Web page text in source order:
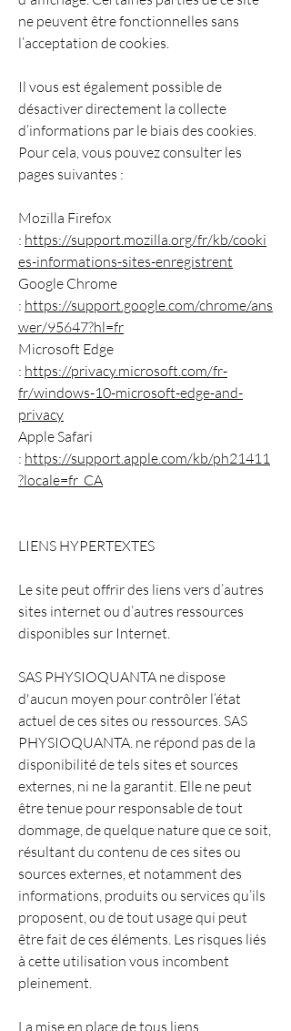
ne peuvent être fonctionnelles sans
l’acceptation de cookies.
Il vous est également possible de
désactiver directement la collecte
d’informations par le biais des cookies.
Pour cela, vous pouvez consulter les
pages suivantes :
Mozilla Firefox
: https://support.mozilla.org/fr/kb/cooki
es-informations-sites-enregistrent
Google Chrome
: https://support.google.com/chrome/ans
wer/95647?hl=fr
Microsoft Edge
: https://privacy.microsoft.com/fr-
fr/windows-10-microsoft-edge-and-
privacy
Apple Safari
: https://support.apple.com/kb/ph21411
?locale=fr_CA
LIENS HYPERTEXTES
Le site peut offrir des liens vers d’autres
sites internet ou d’autres ressources
disponibles sur Internet.
SAS PHYSIOQUANTA ne dispose
d'aucun moyen pour contrôler l’état
actuel de ces sites ou ressources. SAS
PHYSIOQUANTA. ne répond pas de la
disponibilité de tels sites et sources
externes, ni ne la garantit. Elle ne peut
être tenue pour responsable de tout
dommage, de quelque nature que ce soit,
résultant du contenu de ces sites ou
sources externes, et notamment des
informations, produits ou services qu’ils
proposent, ou de tout usage qui peut
être fait de ces éléments. Les risques liés
à cette utilisation vous incombent
pleinement.
La mise en place de tous liens